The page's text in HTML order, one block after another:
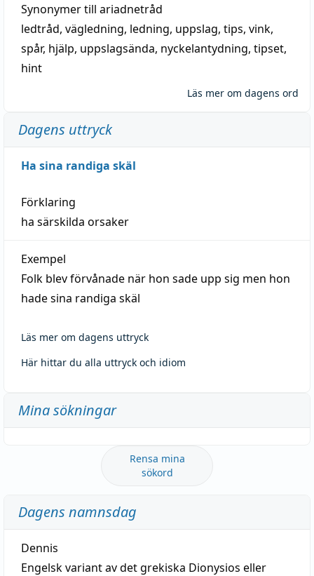
Synonymer till ariadnetråd
ledtråd, vägledning, ledning, uppslag, tips, vink,
spår, hjälp, uppslagsända, nyckelantydning, tipset,
hint
Läs mer om dagens ord
Dagens uttryck
Ha sina randiga skäl
Förklaring
ha särskilda orsaker
Exempel
Folk blev förvånade när hon sade upp sig men hon
hade sina randiga skäl
Läs mer om dagens uttryck
Här hittar du alla uttryck och idiom
Mina sökningar
Rensa mina
sökord
Dagens namnsdag
Dennis
Engelsk variant av det grekiska Dionysios eller